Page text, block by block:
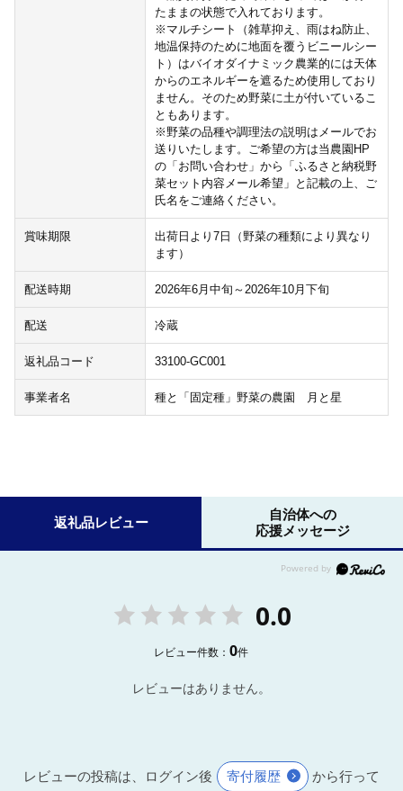
たままの状態で入れております。
※マルチシート（雑草抑え、雨はね防止、
地温保持のために地面を覆うビニールシー
ト）はバイオダイナミック農業的には天体
からのエネルギーを遮るため使用しており
ません。そのため野菜に土が付いているこ
ともあります。
※野菜の品種や調理法の説明はメールでお
送りいたします。ご希望の方は当農園HP
の「お問い合わせ」から「ふるさと納税野
菜セット内容メール希望」と記載の上、ご
氏名をご連絡ください。
賞味期限
出荷日より7日（野菜の種類により異なり
ます）
配送時期 2026年6月中旬～2026年10月下旬
配送 冷蔵
返礼品コード 33100-GC001
事業者名 種と「固定種」野菜の農園 月と星
返礼品レビュー
自治体への
応援メッセージ
0.0
レビュー件数：0件
レビューはありません。
レビューの投稿は、ログイン後 寄付履歴
から行って